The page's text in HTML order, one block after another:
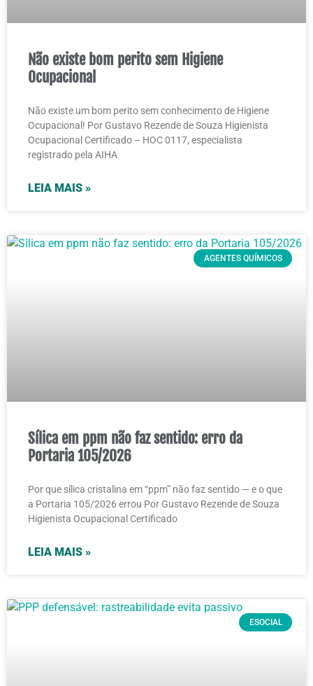
Não existe bom perito sem Higiene
Ocupacional
Não existe um bom perito sem conhecimento de Higiene
Ocupacional! Por Gustavo Rezende de Souza Higienista
Ocupacional Certificado – HOC 0117, especialista
registrado pela AIHA
LEIA MAIS »
AGENTES QUÍMICOS
Sílica em ppm não faz sentido: erro da
Portaria 105/2026
Por que sílica cristalina em “ppm” não faz sentido — e o que
a Portaria 105/2026 errou Por Gustavo Rezende de Souza
Higienista Ocupacional Certificado
LEIA MAIS »
ESOCIAL